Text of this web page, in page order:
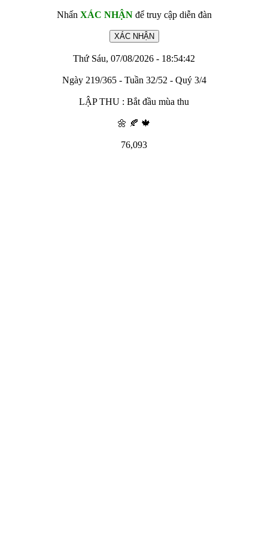
Nhấn XÁC NHẬNđể truy cập diễn đàn
Thứ Sáu, 07/08/2026 - 18:54:42
Ngày 219/365 - Tuần 32/52 - Quý 3/4
LẬP THU : Bắt đầu mùa thu
🌼 🍂 🍁
76,093